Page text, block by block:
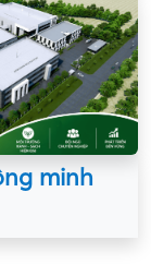
minh